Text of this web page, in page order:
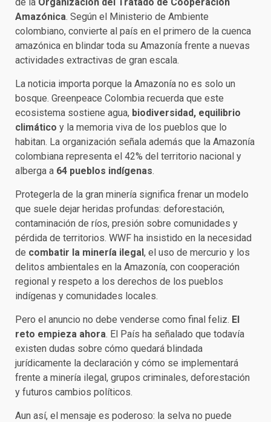
Amazónica. Según el Ministerio de Ambiente
colombiano, convierte al país en el primero de la cuenca
amazónica en blindar toda su Amazonía frente a nuevas
actividades extractivas de gran escala.
La noticia importa porque la Amazonía no es solo un
bosque. Greenpeace Colombia recuerda que este
ecosistema sostiene agua, biodiversidad, equilibrio
climático y la memoria viva de los pueblos que lo
habitan. La organización señala además que la Amazonía
colombiana representa el 42% del territorio nacional y
alberga a 64 pueblos indígenas.
Protegerla de la gran minería significa frenar un modelo
que suele dejar heridas profundas: deforestación,
contaminación de ríos, presión sobre comunidades y
pérdida de territorios. WWF ha insistido en la necesidad
de combatir la minería ilegal, el uso de mercurio y los
delitos ambientales en la Amazonía, con cooperación
regional y respeto a los derechos de los pueblos
indígenas y comunidades locales.
Pero el anuncio no debe venderse como final feliz. El
reto empieza ahora. El País ha señalado que todavía
existen dudas sobre cómo quedará blindada
jurídicamente la declaración y cómo se implementará
frente a minería ilegal, grupos criminales, deforestación
y futuros cambios políticos.
Aun así, el mensaje es poderoso: la selva no puede